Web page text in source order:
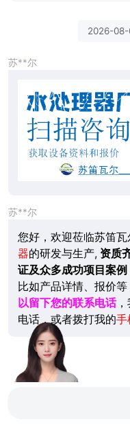
2026-08-
苏**尔
苏**尔
您好，欢迎莅临苏笛瓦
器的研发与生产, 资质
证及众多成功项目案例
比如产品详情、报价等
以留下您的联系电话，
电话，或者拨打我的手